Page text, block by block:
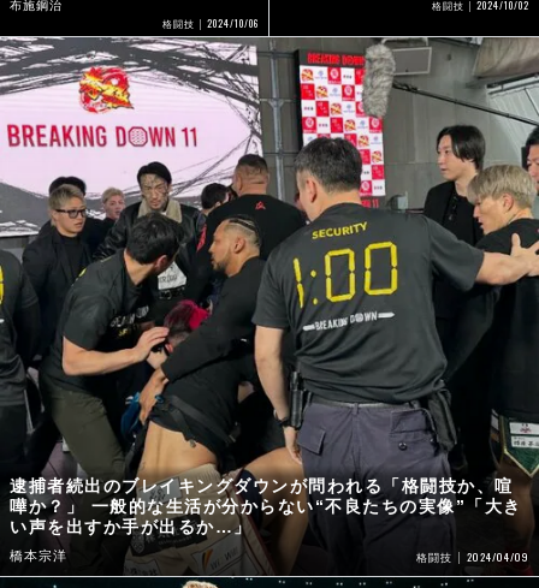
布施鋼治
格闘技 2024/10/06
格闘技 2024/10/02
逮捕者続出のブレイキングダウンが問われる「格闘技か、喧
嘩か？」 一般的な生活が分からない“不良たちの実像”「大き
い声を出すか手が出るか…」
橋本宗洋 格闘技 2024/04/09